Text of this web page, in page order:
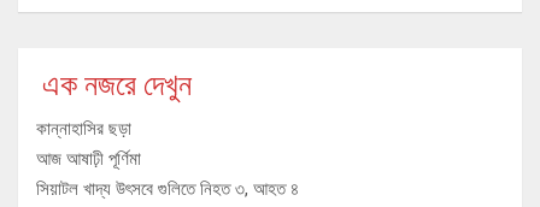
এক নজরে দেখুন
কান্নাহাসির ছড়া
আজ আষাঢ়ী পূর্ণিমা
সিয়াটল খাদ্য উৎসবে গুলিতে নিহত ৩, আহত ৪